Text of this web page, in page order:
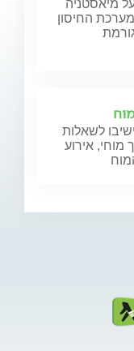
מיאסטניה
החיסון
לשאלות
אירוע